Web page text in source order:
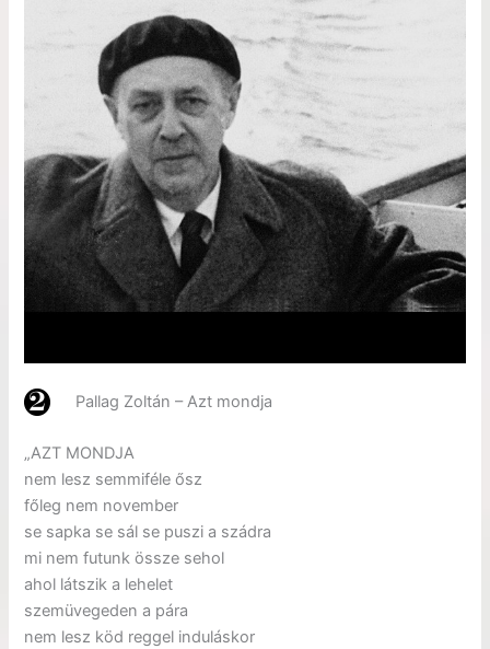
Pallag Zoltán – Azt mondja
„AZT MONDJA
nem lesz semmiféle ősz
főleg nem november
se sapka se sál se puszi a szádra
mi nem futunk össze sehol
ahol látszik a lehelet
szemüvegeden a pára
nem lesz köd reggel induláskor